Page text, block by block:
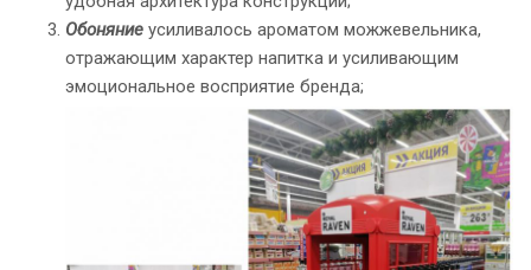
Обоняние усиливалось ароматом можжевельника,
отражающим характер напитка и усиливающим
эмоциональное восприятие бренда;